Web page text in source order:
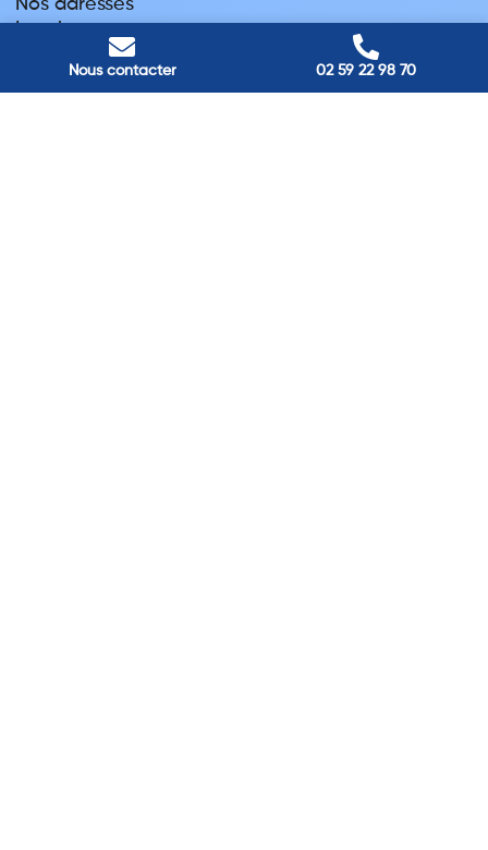
Nous contacter 02 59 22 98 70
Nos adresses
Louviers
45 avenue Winston Churchill, Louviers, France
Pont-Audemer
9 Rue du Président Georges Pompidou, Pont-Audemer, France